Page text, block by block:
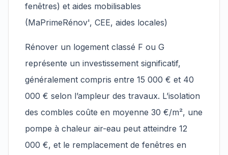
fenêtres) et aides mobilisables
(MaPrimeRénov', CEE, aides locales)
Rénover un logement classé F ou G
représente un investissement significatif,
généralement compris entre 15 000 € et 40
000 € selon l’ampleur des travaux. L’isolation
des combles coûte en moyenne 30 €/m², une
pompe à chaleur air-eau peut atteindre 12
000 €, et le remplacement de fenêtres en